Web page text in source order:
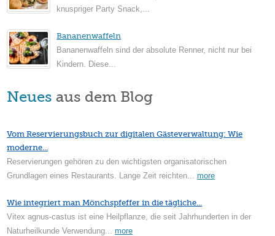
knuspriger Party Snack,...
Bananenwaffeln
Bananenwaffeln sind der absolute Renner, nicht nur bei
Kindern. Diese...
Neues aus dem Blog
Vom Reservierungsbuch zur digitalen Gästeverwaltung: Wie
moderne...
Reservierungen gehören zu den wichtigsten organisatorischen
Grundlagen eines Restaurants. Lange Zeit reichten...more
Wie integriert man Mönchspfeffer in die tägliche...
Vitex agnus-castus ist eine Heilpflanze, die seit Jahrhunderten in der
Naturheilkunde Verwendung...more